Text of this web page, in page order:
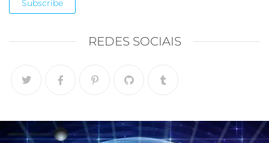
REDES SOCIAIS